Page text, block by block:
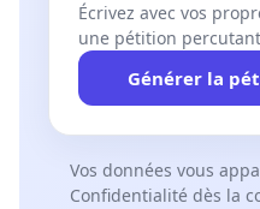
Écrivez avec vos
une pétition
Générer la
Vos données vous
Confidentialité dès la